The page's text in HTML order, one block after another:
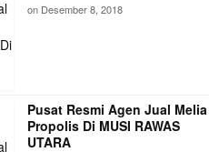
on Desember 8, 2018
Pusat Resmi Agen Jual Melia
Propolis Di MUSI RAWAS
UTARA